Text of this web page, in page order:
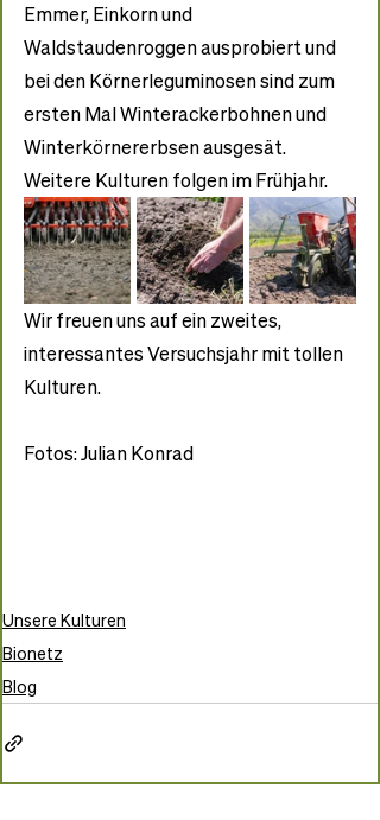
Emmer, Einkorn und
Waldstaudenroggen ausprobiert und
bei den Körnerleguminosen sind zum
ersten Mal Winterackerbohnen und
Winterkörnererbsen ausgesät.
Weitere Kulturen folgen im Frühjahr.
Wir freuen uns auf ein zweites,
interessantes Versuchsjahr mit tollen
Kulturen.
Fotos: Julian Konrad
Unsere Kulturen
Bionetz
Blog